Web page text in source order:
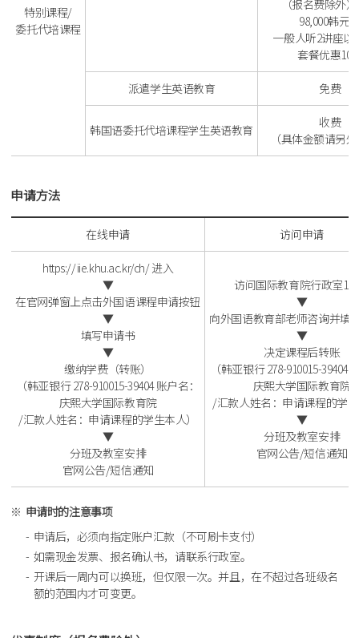
特别课程/
委托代培课程
（报名费除外
98,000韩元
一般人听2讲座以
套餐优惠
派遣学生英语教育 免费
韩国语委托代培课程学生英语教育
收费
（具体金额请另
申请方法
在线申请 访问申请
https://iie.khu.ac.kr/ch/进入
▼
在官网弹窗上点击外国语课程申请按钮
▼
填写申请书
▼
缴纳学费（转账）
（韩亚银行 278-910015-39404 账户名：
庆熙大学国际教育院
/汇款人姓名：申请课程的学生本人）
▼
分班及教室安排
官网公告/短信通知
访问国际教育院行政室
▼
向外国语教育部老师咨询并填
▼
决定课程后转账
（韩亚银行 278-910015-39404
庆熙大学国际教育院
/汇款人姓名：申请课程的学
▼
分班及教室安排
官网公告/短信通知
申请时的注意事项
申请后，必须向指定账户汇款（不可刷卡支付）
如需现金发票、报名确认书，请联系行政室。
开课后一周内可以换班，但仅限一次。并且，在不超过各班级名
额的范围内才可变更。